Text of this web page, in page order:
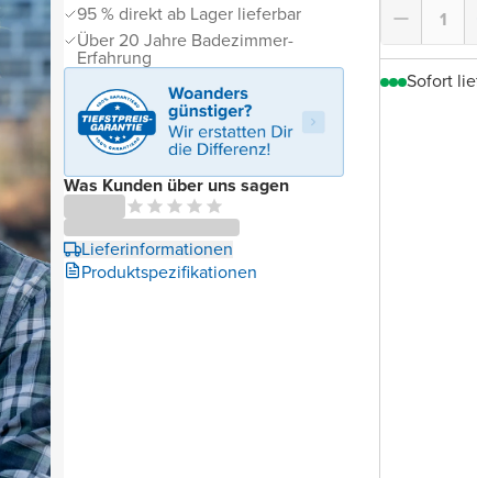
95 % direkt ab Lager lieferbar
Über 20 Jahre Badezimmer-
Erfahrung
Was Kunden über uns sagen
Lieferinformationen
Produktspezifikationen
Sofort